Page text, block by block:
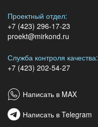
Проектный отдел:
+7 (423) 296-17-23
proekt@mirkond.ru
Служба контроля качества:
+7 (423) 202-54-27
Написать в MAX
Написать в Telegram